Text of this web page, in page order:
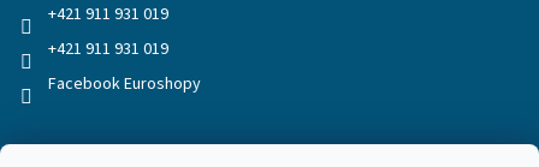
+421 911 931 019
+421 911 931 019
Facebook Euroshopy